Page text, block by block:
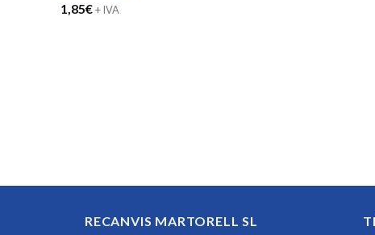
1,85€+ IVA
RECANVIS MARTORELL SL